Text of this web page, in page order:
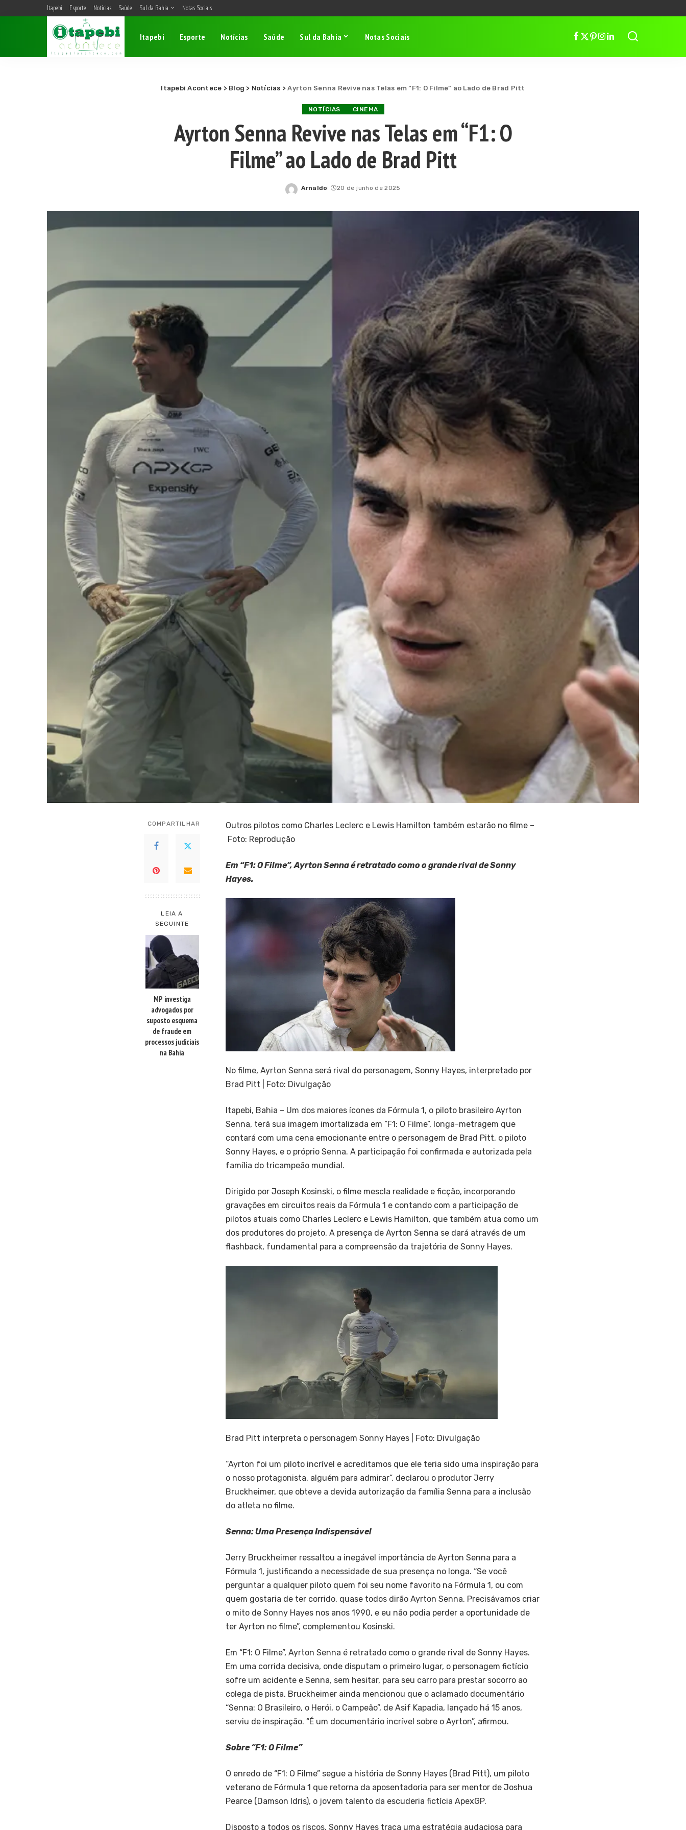
Itapebi Esporte Notícias Saúde Sul da Bahia
Camacan
Eunápolis
Notas Sociais
Itapebi Esporte Notícias Saúde Sul da Bahia Notas Sociais
Itapebi Acontece > Blog > Notícias >Ayrton Senna Revive nas Telas em “F1: O Filme” ao Lado de Brad Pitt
NOTÍCIAS CINEMA
Ayrton Senna Revive nas Telas em “F1: O
Filme” ao Lado de Brad Pitt
Posted
Arnaldo 20 de junho de 2025
COMPARTILHAR
LEIA A
SEGUINTE
MP investiga
advogados por
suposto esquema
de fraude em
processos judiciais
na Bahia
Outros pilotos como Charles Leclerc e Lewis Hamilton também estarão no filme –
Foto: Reprodução
Em “F1: O Filme”, Ayrton Senna é retratado como o grande rival de Sonny
Hayes.
No filme, Ayrton Senna será rival do personagem, Sonny Hayes, interpretado por
Brad Pitt | Foto: Divulgação
Itapebi, Bahia – Um dos maiores ícones da Fórmula 1, o piloto brasileiro Ayrton
Senna, terá sua imagem imortalizada em “F1: O Filme”, longa-metragem que
contará com uma cena emocionante entre o personagem de Brad Pitt, o piloto
Sonny Hayes, e o próprio Senna. A participação foi confirmada e autorizada pela
família do tricampeão mundial.
Dirigido por Joseph Kosinski, o filme mescla realidade e ficção, incorporando
gravações em circuitos reais da Fórmula 1 e contando com a participação de
pilotos atuais como Charles Leclerc e Lewis Hamilton, que também atua como um
dos produtores do projeto. A presença de Ayrton Senna se dará através de um
flashback, fundamental para a compreensão da trajetória de Sonny Hayes.
Brad Pitt interpreta o personagem Sonny Hayes | Foto: Divulgação
“Ayrton foi um piloto incrível e acreditamos que ele teria sido uma inspiração para
o nosso protagonista, alguém para admirar”, declarou o produtor Jerry
Bruckheimer, que obteve a devida autorização da família Senna para a inclusão
do atleta no filme.
Senna: Uma Presença Indispensável
Jerry Bruckheimer ressaltou a inegável importância de Ayrton Senna para a
Fórmula 1, justificando a necessidade de sua presença no longa. “Se você
perguntar a qualquer piloto quem foi seu nome favorito na Fórmula 1, ou com
quem gostaria de ter corrido, quase todos dirão Ayrton Senna. Precisávamos criar
o mito de Sonny Hayes nos anos 1990, e eu não podia perder a oportunidade de
ter Ayrton no filme”, complementou Kosinski.
Em “F1: O Filme”, Ayrton Senna é retratado como o grande rival de Sonny Hayes.
Em uma corrida decisiva, onde disputam o primeiro lugar, o personagem fictício
sofre um acidente e Senna, sem hesitar, para seu carro para prestar socorro ao
colega de pista. Bruckheimer ainda mencionou que o aclamado documentário
“Senna: O Brasileiro, o Herói, o Campeão”, de Asif Kapadia, lançado há 15 anos,
serviu de inspiração. “É um documentário incrível sobre o Ayrton”, afirmou.
Sobre “F1: O Filme”
O enredo de “F1: O Filme” segue a história de Sonny Hayes (Brad Pitt), um piloto
veterano de Fórmula 1 que retorna da aposentadoria para ser mentor de Joshua
Pearce (Damson Idris), o jovem talento da escuderia fictícia ApexGP.
Disposto a todos os riscos, Sonny Hayes traça uma estratégia audaciosa para